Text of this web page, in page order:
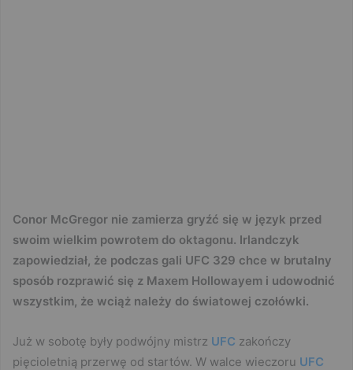
Conor McGregor nie zamierza gryźć się w język przed
swoim wielkim powrotem do oktagonu. Irlandczyk
zapowiedział, że podczas gali UFC 329 chce w brutalny
sposób rozprawić się z Maxem Hollowayem i udowodnić
wszystkim, że wciąż należy do światowej czołówki.
Już w sobotę były podwójny mistrz UFC zakończy
pięcioletnią przerwę od startów. W walce wieczoru UFC